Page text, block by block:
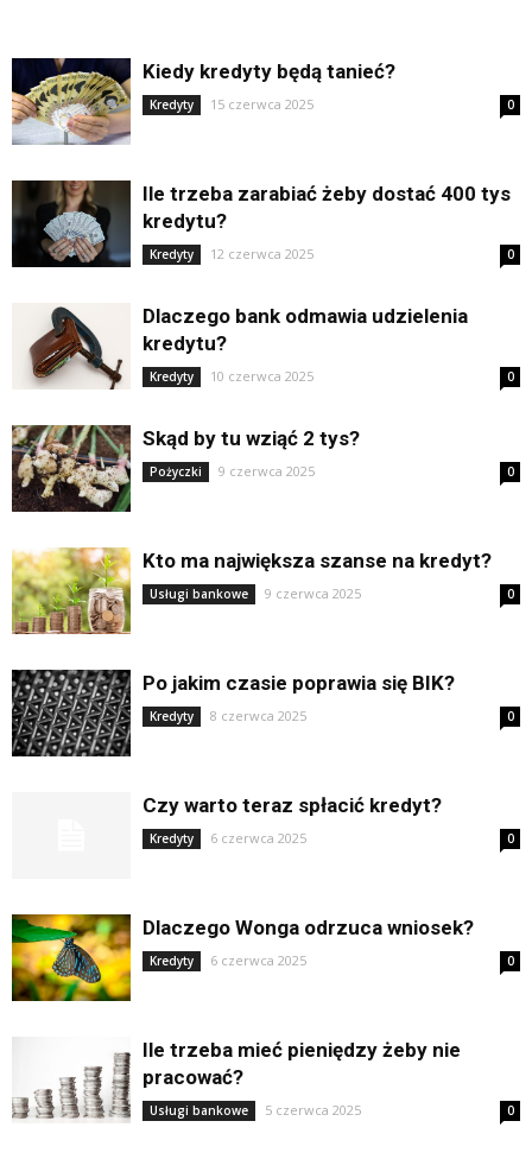
Kiedy kredyty będą tanieć?
Kredyty 15 czerwca 2025 0
Ile trzeba zarabiać żeby dostać 400 tys
kredytu?
Kredyty 12 czerwca 2025 0
Dlaczego bank odmawia udzielenia
kredytu?
Kredyty 10 czerwca 2025 0
Skąd by tu wziąć 2 tys?
Pożyczki 9 czerwca 2025 0
Kto ma największa szanse na kredyt?
Usługi bankowe 9 czerwca 2025 0
Po jakim czasie poprawia się BIK?
Kredyty 8 czerwca 2025 0
Czy warto teraz spłacić kredyt?
Kredyty 6 czerwca 2025 0
Dlaczego Wonga odrzuca wniosek?
Kredyty 6 czerwca 2025 0
Ile trzeba mieć pieniędzy żeby nie
pracować?
Usługi bankowe 5 czerwca 2025 0